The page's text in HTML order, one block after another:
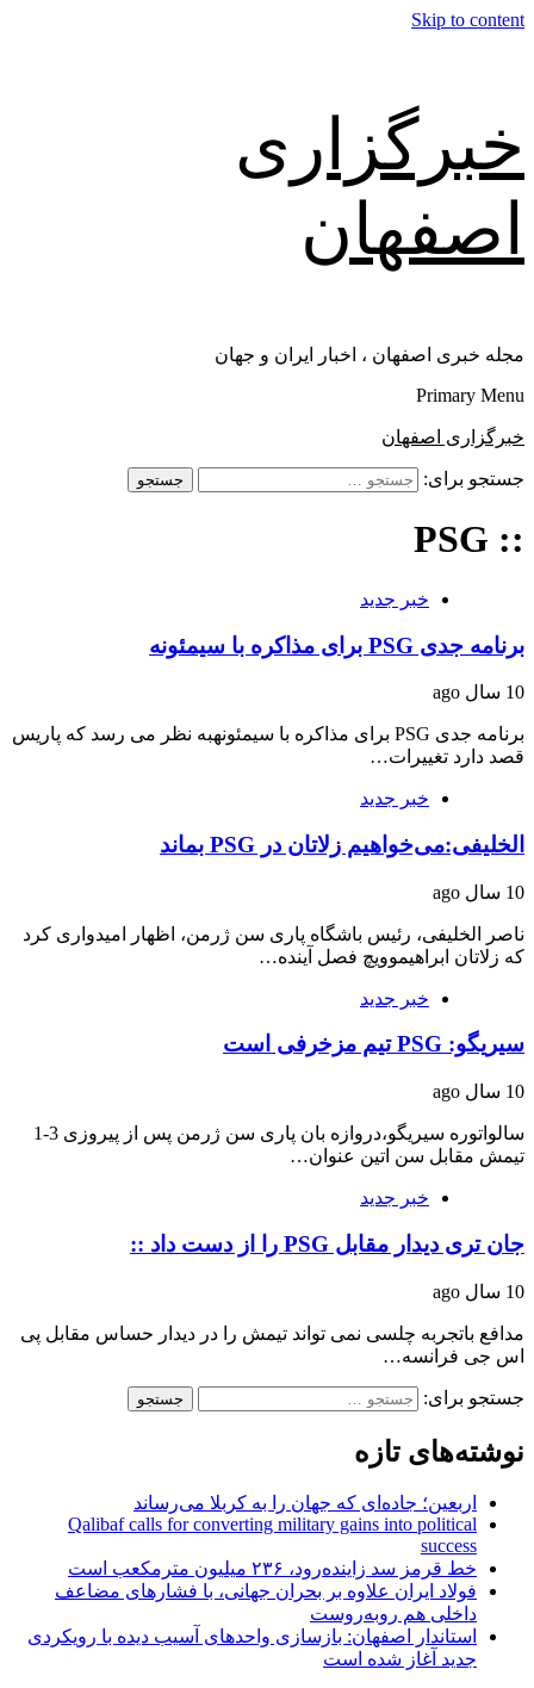
Skip to content
خبرگزاری
اصفهان
مجله خبری اصفهان ، اخبار ایران و جهان
Primary Menu
خبرگزاری اصفهان
جستجو برای:
:: PSG
خبر جدید
برنامه جدی PSG برای مذاکره با سیمئونه
10 سال ago
برنامه جدی PSG برای مذاکره با سیمئونهبه نظر می رسد که پاریس
قصد دارد تغییرات…
خبر جدید
الخلیفی:می‌خواهیم زلاتان در PSG بماند
10 سال ago
ناصر الخلیفی، رئیس باشگاه پاری سن ژرمن، اظهار امیدواری کرد
که زلاتان ابراهیموویچ فصل آینده…
خبر جدید
سیریگو: PSG تیم مزخرفی است
10 سال ago
سالواتوره سیریگو،‌دروازه بان پاری سن ژرمن پس از پیروزی 3-1
تیمش مقابل سن اتین عنوان…
خبر جدید
جان تری دیدار مقابل PSG را از دست داد ::
10 سال ago
مدافع باتجربه چلسی نمی تواند تیمش را در دیدار حساس مقابل پی
اس جی فرانسه…
جستجو برای:
نوشته‌های تازه
اربعین؛ جاده‌ای که جهان را به کربلا می‌رساند
Qalibaf calls for converting military gains into political
success
خط قرمز سد زاینده‌رود، ۲۳۶ میلیون مترمکعب است
فولاد ایران علاوه بر بحران جهانی، با فشارهای مضاعف
داخلی هم روبه‌روست
استاندار اصفهان: بازسازی واحدهای آسیب دیده با رویکردی
جدید آغاز شده است